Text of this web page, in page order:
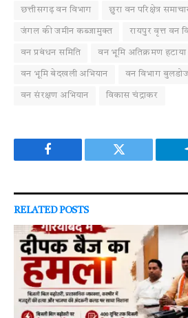
छत्तीसगढ़ वन विभाग छुरा वन परिक्षेत्र
जंगल की जमीन कब्जामुक्त रायपुर वृत्त वन
वन प्रबंधन समिति वन भूमि अतिक्रमण हटाया
वन भूमि बेदखली अभियान वन विभाग
वन संरक्षण अभियान विकास चंद्राकर
Facebook Twitter
RELATEDPOSTS